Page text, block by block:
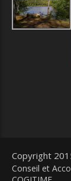
Copyright
Conseil et